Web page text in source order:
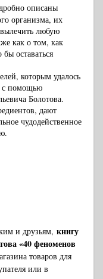
описаны
организма, их
любую
как о том, как
оставаться
которым удалось
с помощью
Болотова.
дают
чудодейственное
и друзьям, книгу
«40 феноменов
товаров для
или в